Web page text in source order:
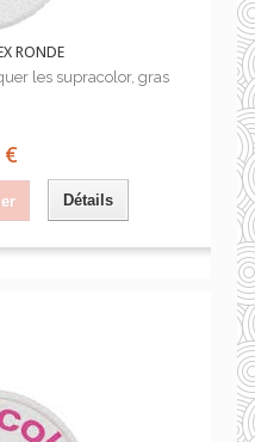
RONDE
les supracolor, gras
€
Détails